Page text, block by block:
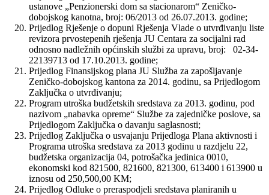
ustanove „Penzionerski dom sa stacionarom“ Zeničko-
dobojskog kanotna, broj: 06/2013 od 26.07.2013. godine;
Prijedlog Rješenje o dopuni Rješenja Vlade o utvrđivanju liste
revizora prvostepenih rješenja JU Centara za socijalni rad
odnosno nadležnih općinskih službi za upravu, broj: 02-34-
22139713 od 17.10.2013. godine;
Prijedlog Finansijskog plana JU Služba za zapošljavanje
Zeničko-dobojskog kantona za 2014. godinu, sa Prijedlogom
Zaključka o utvrđivanju;
Program utroška budžetskih sredstava za 2013. godinu, pod
nazivom „nabavka opreme“ Službe za zajedničke poslove, sa
Prijedlogom Zaključka o davanju saglasnosti;
Prijedlog Zaključka o usvajanju Prijedloga Plana aktivnosti i
Programa utroška sredstava za 2013 godinu u razdjelu 22,
budžetska organizacija 04, potrošačka jedinica 0010,
ekonomski kod 821500, 821600, 821300, 613400 i 613900 u
iznosu od 250,500,00 KM;
Prijedlog Odluke o preraspodjeli sredstava planiranih u